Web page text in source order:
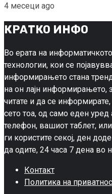
4 месеци ago
КРАТКО ИНФО
Во ерата на
технологии, кои се
информирањето стана
на он лајн информирањето,
читате и да се
сето тоа, од само еден
телефон, вашиот таблет,
ги користите секој, ден
да одите, 24 часа 7 дена во
Контакт
Политика на